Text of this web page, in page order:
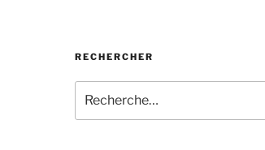
RECHERCHER
pour
: